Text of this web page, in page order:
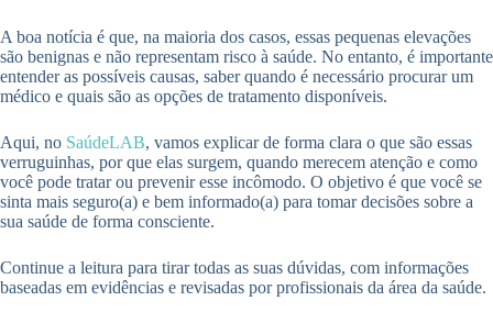
A boa notícia é que, na maioria dos casos, essas pequenas elevações
são benignas e não representam risco à saúde. No entanto, é importante
entender as possíveis causas, saber quando é necessário procurar um
médico e quais são as opções de tratamento disponíveis.
Aqui, no SaúdeLAB, vamos explicar de forma clara o que são essas
verruguinhas, por que elas surgem, quando merecem atenção e como
você pode tratar ou prevenir esse incômodo. O objetivo é que você se
sinta mais seguro(a) e bem informado(a) para tomar decisões sobre a
sua saúde de forma consciente.
Continue a leitura para tirar todas as suas dúvidas, com informações
baseadas em evidências e revisadas por profissionais da área da saúde.